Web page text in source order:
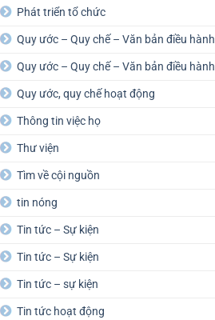
Phát triển tổ chức
Quy ước – Quy chế – Văn bản điều hành
Quy ước – Quy chế – Văn bản điều hành
Quy ước, quy chế hoạt động
Thông tin việc họ
Thư viện
Tìm về cội nguồn
tin nóng
Tin tức – Sự kiện
Tin tức – Sự kiện
Tin tức – sự kiện
Tin tức hoạt động